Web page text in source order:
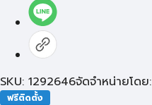
SKU: 1292646จัดจำหน่ายโดย:
ฟรีติดตั้ง